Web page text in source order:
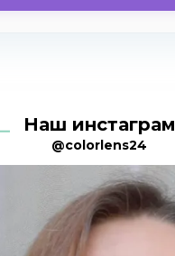
Наш инстаграм
@colorlens24